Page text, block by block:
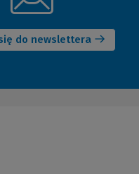
do newslettera
okno)